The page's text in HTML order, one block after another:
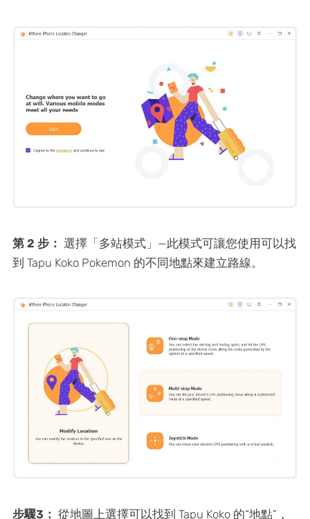
第 2 步： 選擇「多站模式」—此模式可讓您使用可以找
到 Tapu Koko Pokemon 的不同地點來建立路線。
步驟3： 從地圖上選擇可以找到 Tapu Koko 的“地點”，